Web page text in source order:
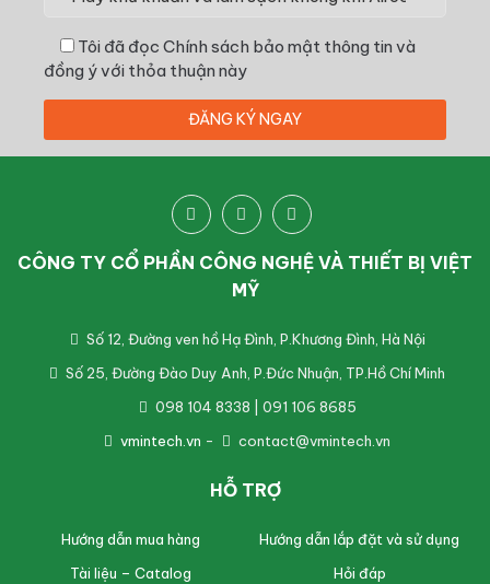
Tôi đã đọc Chính sách bảo mật thông tin và
đồng ý với thỏa thuận này
CÔNG TY CỔ PHẦN CÔNG NGHỆ VÀ THIẾT BỊ VIỆT
MỸ
Số 12, Đường ven hồ Hạ Đình, P.Khương Đình, Hà Nội
Số 25, Đường Đào Duy Anh, P.Đức Nhuận, TP.Hồ Chí Minh
098 104 8338 | 091 106 8685
vmintech.vn - contact@vmintech.vn
HỖ TRỢ
Hướng dẫn mua hàng
Hướng dẫn lắp đặt và sử dụng
Tài liệu – Catalog
Hỏi đáp